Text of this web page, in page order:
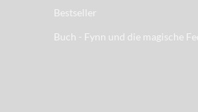
Bestseller
Buch - Fynn und die magische